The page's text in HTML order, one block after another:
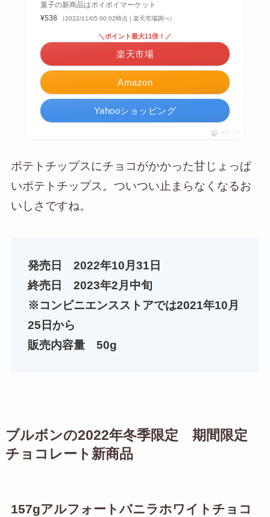
菓子の新商品はポイポイマーケット
¥538
（2022/11/05 00:02時点 | 楽天市場調べ）
Amazon
＼ポイント最大11倍！／
楽天市場
Yahooショッピング
ポチップ
ポテトチップスにチョコがかかった甘じょっぱ
いポテトチップス。ついつい止まらなくなるお
いしさですね。
発売日 2022年10月31日
終売日 2023年2月中旬
※コンビニエンスストアでは2021年10月
25日から
販売内容量 50g
ブルボンの2022年冬季限定 期間限定
チョコレート新商品
157gアルフォートバニラホワイトチョコ